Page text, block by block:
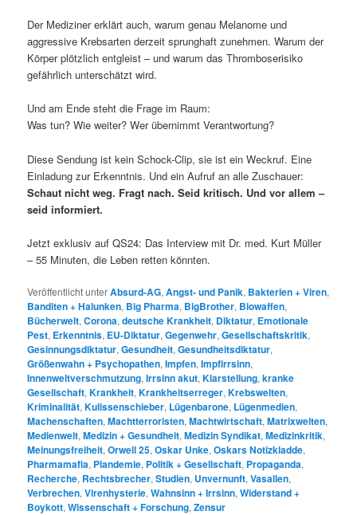
Der Mediziner erklärt auch, warum genau Melanome und
aggressive Krebsarten derzeit sprunghaft zunehmen. Warum der
Körper plötzlich entgleist – und warum das Thromboserisiko
gefährlich unterschätzt wird.
Und am Ende steht die Frage im Raum:
Was tun? Wie weiter? Wer übernimmt Verantwortung?
Diese Sendung ist kein Schock-Clip, sie ist ein Weckruf. Eine
Einladung zur Erkenntnis. Und ein Aufruf an alle Zuschauer:
Schaut nicht weg. Fragt nach. Seid kritisch. Und vor allem –
seid informiert.
Jetzt exklusiv auf QS24: Das Interview mit Dr. med. Kurt Müller
– 55 Minuten, die Leben retten könnten.
Veröffentlicht unterAbsurd-AG,Angst- und Panik, Bakterien + Viren,
Banditen + Halunken, Big Pharma, BigBrother, Biowaffen,
Bücherwelt,Corona,deutsche Krankheit, Diktatur, Emotionale
Pest, Erkenntnis, EU-Diktatur,Gegenwehr,Gesellschaftskritik,
Gesinnungsdiktatur,Gesundheit,Gesundheitsdiktatur,
Größenwahn + Psychopathen,Impfen,Impfirrsinn,
Innenweltverschmutzung,Irrsinn akut,Klarstellung,kranke
Gesellschaft,Krankheit,Krankheitserreger,Krebswelten,
Kriminalität,Kulissenschieber, Lügenbarone, Lügenmedien,
Machenschaften,Machtterroristen,Machtwirtschaft,Matrixwelten,
Medienwelt,Medizin + Gesundheit,Medizin Syndikat,Medizinkritik,
Meinungsfreiheit,Orwell 25,Oskar Unke,Oskars Notizkladde,
Pharmamafia, Plandemie, Politik + Gesellschaft, Propaganda,
Recherche, Rechtsbrecher,Studien, Unvernunft,Vasallen,
Verbrechen,Virenhysterie,Wahnsinn + Irrsinn,Widerstand +
Boykott,Wissenschaft + Forschung,Zensur